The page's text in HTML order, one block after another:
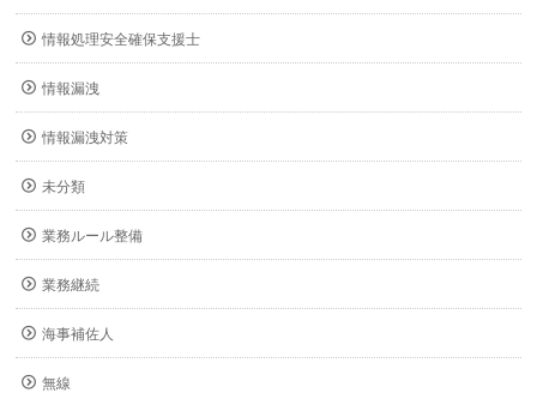
情報処理安全確保支援士
情報漏洩
情報漏洩対策
未分類
業務ルール整備
業務継続
海事補佐人
無線